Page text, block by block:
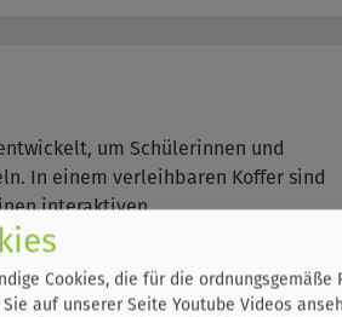
um Schülerinnen und
In einem verleihbaren Koffer sind
interaktiven
Auswirkungen hat mein
Auf diese Weise werden Schritt für
Energien sowie Klimaanpassung
Cookies, die für die ordnungsgemäße
auf unserer Seite Youtube Videos